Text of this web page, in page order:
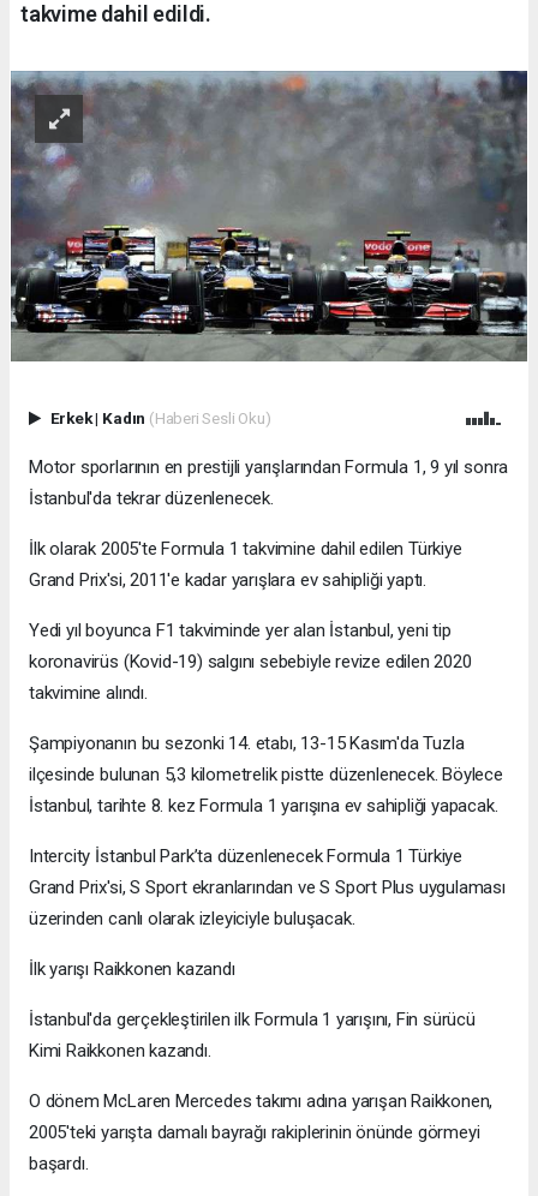
takvime dahil edildi.
Erkek| Kadın (Haberi Sesli Oku)
Motor sporlarının en prestijli yarışlarından Formula 1, 9 yıl sonra
İstanbul'da tekrar düzenlenecek.
İlk olarak 2005'te Formula 1 takvimine dahil edilen Türkiye
Grand Prix'si, 2011'e kadar yarışlara ev sahipliği yaptı.
Yedi yıl boyunca F1 takviminde yer alan İstanbul, yeni tip
koronavirüs (Kovid-19) salgını sebebiyle revize edilen 2020
takvimine alındı.
Şampiyonanın bu sezonki 14. etabı, 13-15 Kasım'da Tuzla
ilçesinde bulunan 5,3 kilometrelik pistte düzenlenecek. Böylece
İstanbul, tarihte 8. kez Formula 1 yarışına ev sahipliği yapacak.
Intercity İstanbul Park’ta düzenlenecek Formula 1 Türkiye
Grand Prix'si, S Sport ekranlarından ve S Sport Plus uygulaması
üzerinden canlı olarak izleyiciyle buluşacak.
İlk yarışı Raikkonen kazandı
İstanbul'da gerçekleştirilen ilk Formula 1 yarışını, Fin sürücü
Kimi Raikkonen kazandı.
O dönem McLaren Mercedes takımı adına yarışan Raikkonen,
2005'teki yarışta damalı bayrağı rakiplerinin önünde görmeyi
başardı.